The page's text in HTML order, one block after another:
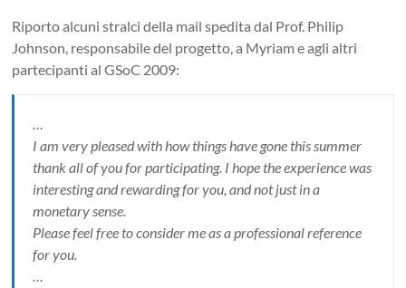
Riporto alcuni stralci della mail spedita dal Prof. Philip
Johnson, responsabile del progetto, a Myriam e agli altri
partecipanti al GSoC 2009:
…
I am very pleased with how things have gone this summer
thank all of you for participating. I hope the experience was
interesting and rewarding for you, and not just in a
monetary sense.
Please feel free to consider me as a professional reference
for you.
…